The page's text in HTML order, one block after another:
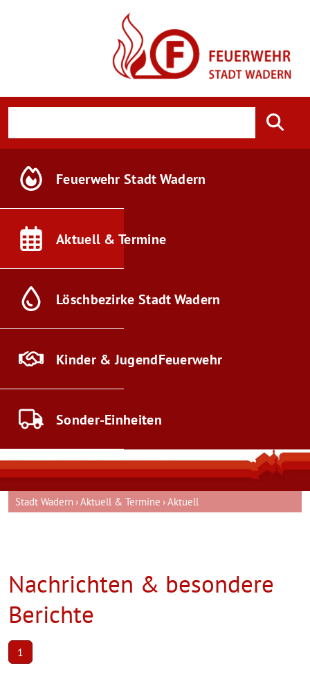
Feuerwehr Stadt Wadern
Aktuell & Termine
Löschbezirke Stadt Wadern
Kinder & JugendFeuerwehr
Sonder-Einheiten
Stadt Wadern Aktuell & Termine Aktuell
Nachrichten & besondere
Berichte
1